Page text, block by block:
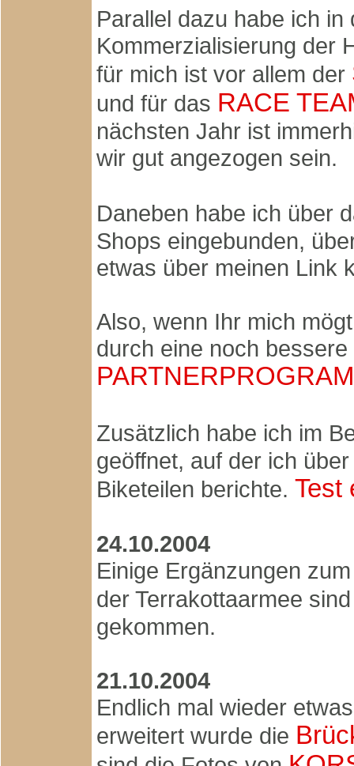
Parallel dazu habe ich
Kommerzialisierung der
für mich ist vor allem der
und für das RACE
nächsten Jahr ist
wir gut angezogen sein.
Daneben habe ich über
Shops eingebunden,
etwas über meinen Link
Also, wenn Ihr mich
durch eine noch
Zusätzlich habe ich im
geöffnet, auf der ich
Biketeilen berichte. Test
24.10.2004
Einige Ergänzungen
der Terrakottaarmee
gekommen.
21.10.2004
Endlich mal wieder
erweitert wurde die